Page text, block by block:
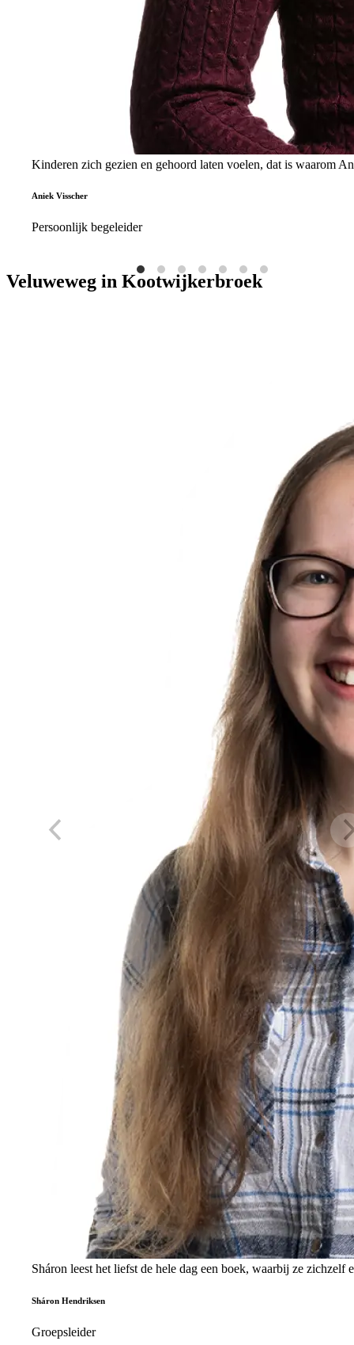
Kinderen zich gezien en gehoord laten voelen, dat is waarom
Aniek Visscher
Persoonlijk begeleider
Veluweweg in Kootwijkerbroek
Sháron leest het liefst de hele dag een boek, waarbij ze zichzelf
Sháron Hendriksen
Groepsleider